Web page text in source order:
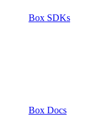
Box SDKs
Box Docs